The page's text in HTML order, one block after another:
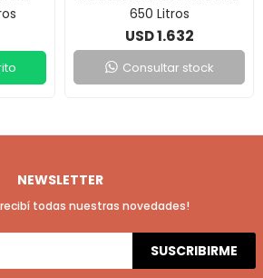
650 Litros
USD1.632
Consultar stock
NEWSLETTER
recibí todas nuestras novedades!
SUSCRIBIRME